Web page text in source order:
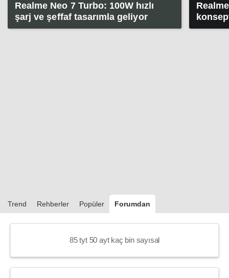
Realme Neo 7 Turbo: 100W hızlı
şarj ve şeffaf tasarımla geliyor
Trend Rehberler Popüler Forumdan
85 tyt 50 ayt kaç bin sayısal